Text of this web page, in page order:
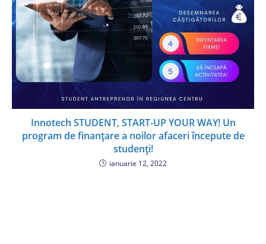
Innotech STUDENT, START-UP YOUR WAY! Un
program de finanţare a noilor afaceri începute de
studenţi!
ianuarie 12, 2022